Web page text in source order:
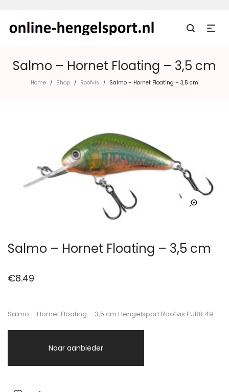
Salmo – Hornet Floating – 3,5 cm
Home / Shop / Roofvis / Salmo – Hornet Floating – 3,5 cm
Salmo – Hornet Floating – 3,5 cm
€8.49
Salmo – Hornet Floating – 3,5 cm Hengelsport Roofvis EUR8.49
Naar aanbieder